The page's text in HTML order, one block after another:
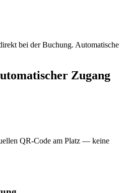
bei der Buchung. Automatische
Zugang
QR-Code am Platz — keine